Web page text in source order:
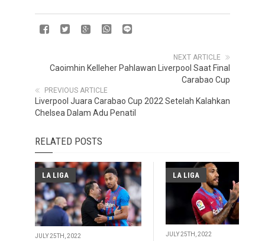
NEXT ARTICLE
Caoimhin Kelleher Pahlawan Liverpool Saat Final
Carabao Cup
PREVIOUS ARTICLE
Liverpool Juara Carabao Cup 2022 Setelah Kalahkan
Chelsea Dalam Adu Penatil
RELATED POSTS
LA LIGA
JULY 25TH, 2022
LA LIGA
JULY 25TH, 2022